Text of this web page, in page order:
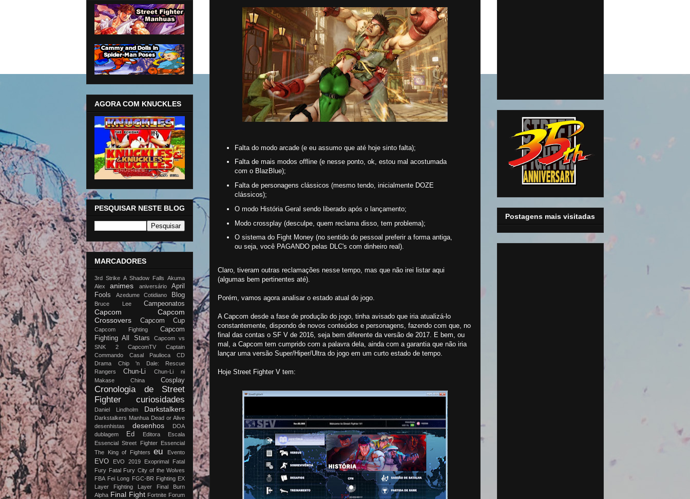
Falta do modo arcade (e eu assumo que até hoje sinto falta);
Falta de mais modos offline (e nesse ponto, ok, estou mal acostumada
com o BlazBlue);
Falta de personagens clássicos (mesmo tendo, inicialmente DOZE
clássicos);
O modo História Geral sendo liberado após o lançamento;
Modo crossplay (desculpe, quem reclama disso, tem problema);
O sistema do Fight Money (no sentido do pessoal preferir a forma antiga,
ou seja, você PAGANDO pelas DLC's com dinheiro real).
Claro, tiveram outras reclamações nesse tempo, mas que não irei listar aqui
(algumas bem pertinentes até).
Porém, vamos agora analisar o estado atual do jogo.
A Capcom desde a fase de produção do jogo, tinha avisado que iria atualizá-lo
constantemente, dispondo de novos conteúdos e personagens, fazendo com que, no
final das contas o SF V de 2016, seja bem diferente da versão de 2017. E bem, ou
mal, a Capcom tem cumprido com a palavra dela, ainda com a garantia que não iria
lançar uma versão Super/Hiper/Ultra do jogo em um curto estado de tempo.
Hoje Street Fighter V tem:
AGORA COM KNUCKLES
PESQUISAR NESTE BLOG
MARCADORES
3rd Strike A Shadow Falls Akuma
Alex
animes aniversário
April
Fools
Azedume Cotidiano Blog
Bruce Lee Campeonatos
Capcom
Capcom
Crossovers
Capcom Cup
Capcom Fighting
Capcom
Fighting All Stars
Capcom vs
SNK 2
CapcomTV
Captain
Commando
Casal Paulioca
CD
Drama
Chip 'n Dale: Rescue
Rangers
Chun-Li
Chun-Li ni
Makase China
Cosplay
Cronologia de Street
Fighter
curiosidades
Daniel Lindholm Darkstalkers
Darkstalkers Manhua Dead or Alive
desenhistas
desenhos
DOA
dublagem
Ed
Editora Escala
Essencial Street Fighter
Essencial
The King of Fighters
eu Evento
EVO EVO 2019 Exoprimal
Fatal
Fury Fatal Fury City of the Wolves
FBA Fei Long FGC-BR Fighting EX
Layer
Fighting Layer
Final Burn
Alpha Final Fight Fortnite Forum
Postagens mais visitadas